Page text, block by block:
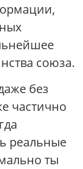
союза.
без
частично
реальные
ты